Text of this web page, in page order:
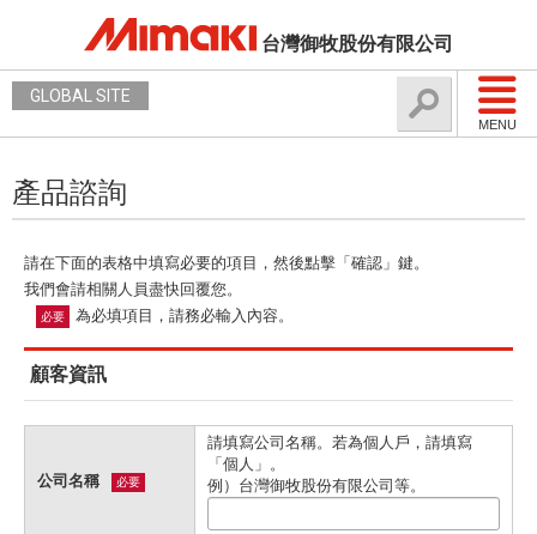
台灣御牧股份有限公司
MENU
GLOBAL SITE
產品諮詢
請在下面的表格中填寫必要的項目，然後點擊「確認」鍵。
我們會請相關人員盡快回覆您。
必要 為必填項目，請務必輸入內容。
顧客資訊
公司名稱 必要
請填寫公司名稱。若為個人戶，請填寫
「個人」。
例）台灣御牧股份有限公司等。